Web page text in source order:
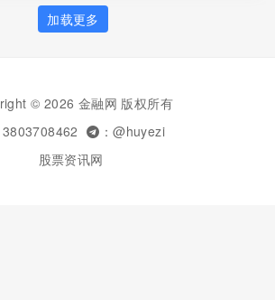
加载更多
© 2026 金融网 版权所有
3803708462
：@huyezi
股票资讯网